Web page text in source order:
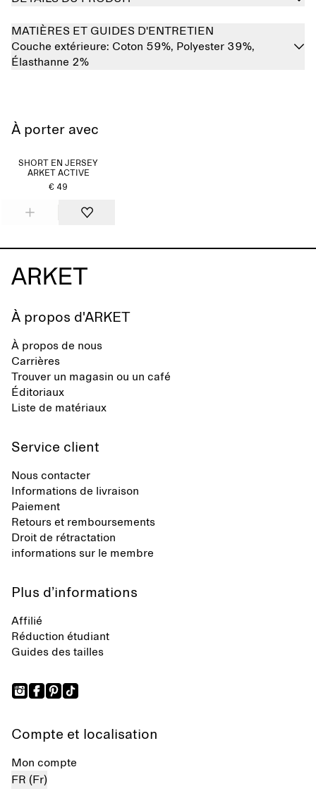
MATIÈRES ET GUIDES D'ENTRETIEN
Couche extérieure: Coton 59%, Polyester 39%,
Élasthanne 2%
À porter avec
SHORT EN JERSEY
ARKET ACTIVE
€ 49
À propos d'ARKET
À propos de nous
Carrières
Trouver un magasin ou un café
Éditoriaux
Liste de matériaux
Service client
Nous contacter
Informations de livraison
Paiement
Retours et remboursements
Droit de rétractation
informations sur le membre
Plus d’informations
Affilié
Réduction étudiant
Guides des tailles
Compte et localisation
Mon compte
FR (Fr)